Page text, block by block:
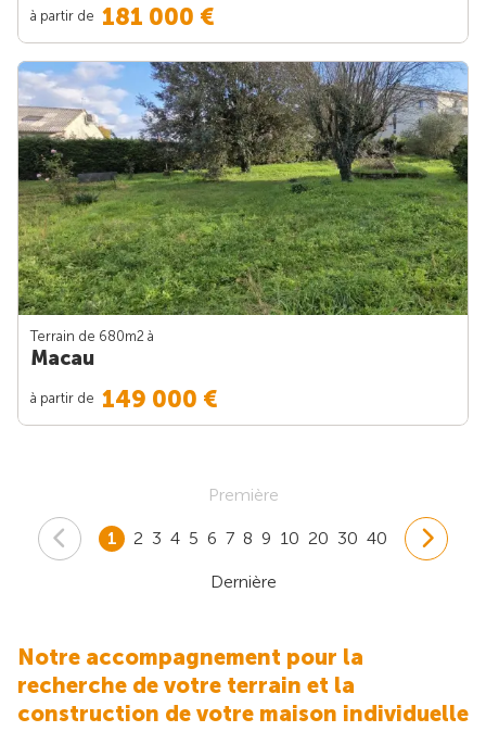
à partir de 181 000 €
Terrain de 680m2 à
Macau
à partir de 149 000 €
Première
1 2 3 4 5 6 7 8 9 10 20 30 40
Dernière
Notre accompagnement pour la
recherche de votre terrain et la
construction de votre maison individuelle